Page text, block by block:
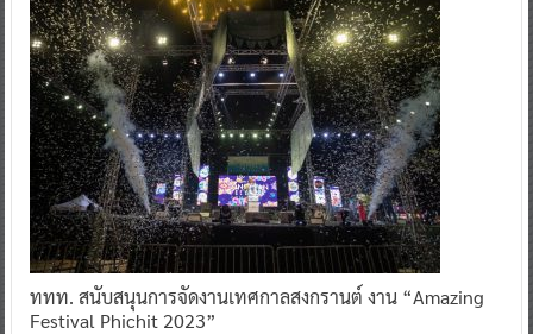
ททท. สนับสนุนการจัดงานเทศกาลสงกรานต์ งาน “Amazing
Festival Phichit 2023”